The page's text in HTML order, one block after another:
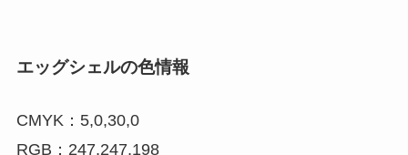
エッグシェルの色情報
CMYK：5,0,30,0
RGB：247,247,198